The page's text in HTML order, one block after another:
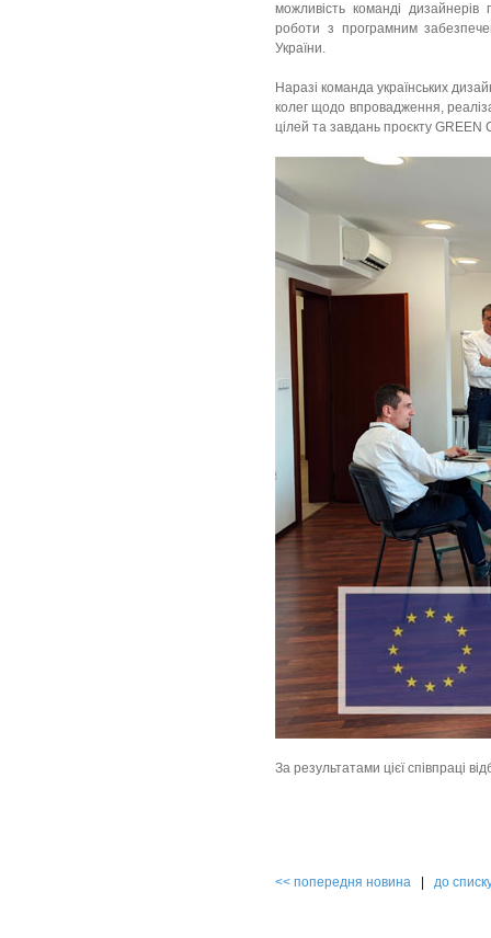
можливість команді
роботи з програмним
України.
Наразі команда українських
колег щодо впровадження,
цілей та завдань проєкту GREEN
За результатами цієї співпраці
<< попередня новина до